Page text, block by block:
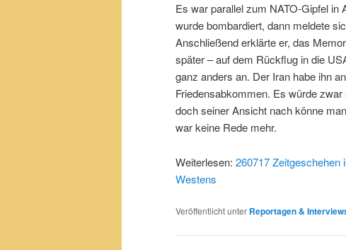
Es war parallel zum NATO-Gipfel in
wurde bombardiert, dann meldete
Anschließend erklärte er, das
später – auf dem Rückflug in die
ganz anders an. Der Iran habe ihn
Friedensabkommen. Es würde
doch seiner Ansicht nach könne
war keine Rede mehr.
Weiterlesen: 260717 Zeitgeschehen
Westens
Veröffentlicht unter Reportagen &